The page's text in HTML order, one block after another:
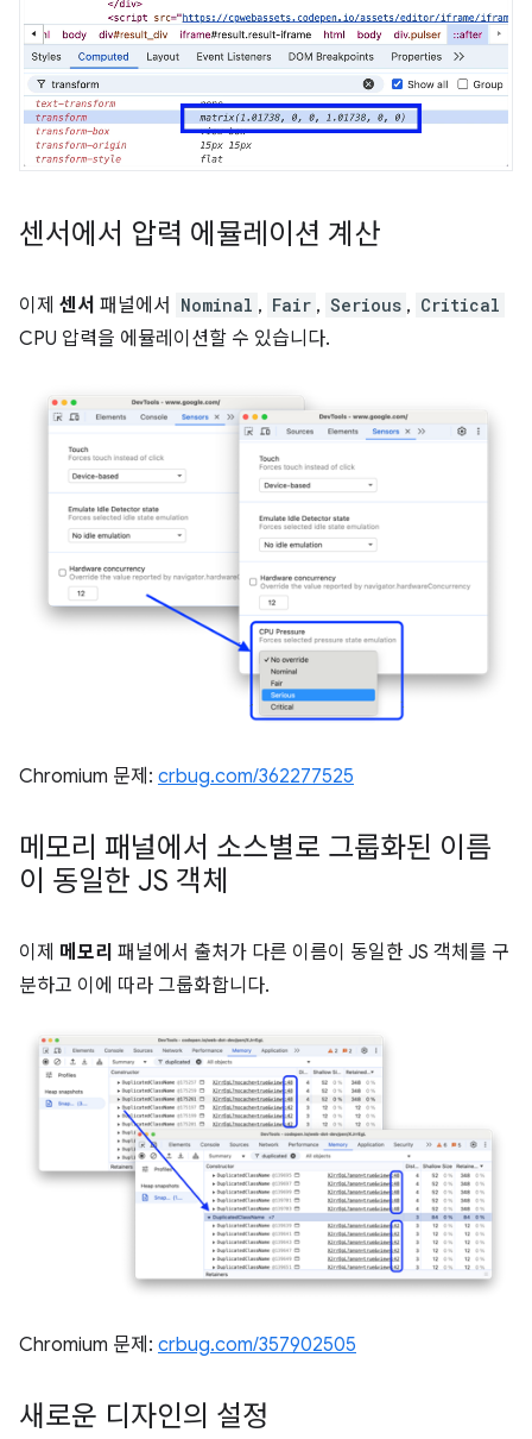
센서에서 압력 에뮬레이션 계산
이제 센서 패널에서 Nominal , Fair , Serious , Critical
CPU 압력을 에뮬레이션할 수 있습니다.
Chromium 문제: crbug.com/362277525
메모리 패널에서 소스별로 그룹화된 이름
이 동일한 JS 객체
이제 메모리 패널에서 출처가 다른 이름이 동일한 JS 객체를 구
분하고 이에 따라 그룹화합니다.
Chromium 문제: crbug.com/357902505
새로운 디자인의 설정